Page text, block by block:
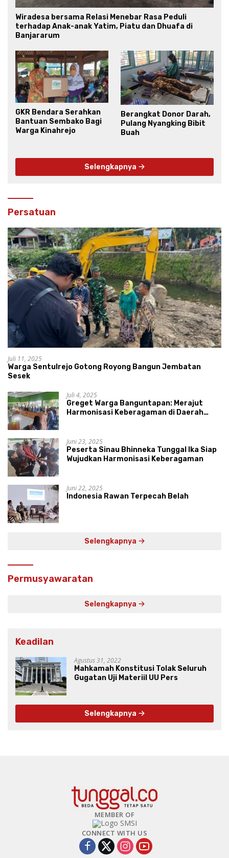
Wiradesa bersama Relasi Menebar Rasa Peduli
terhadap Anak-anak Yatim, Piatu dan Dhuafa di
Banjararum
GKR Bendara Serahkan
Bantuan Sembako Bagi
Warga Kinahrejo
Berangkat Donor Darah,
Pulang Nyangking Bibit
Buah
Selengkapnya
Persatuan
Juli 11, 2025
Warga Sentulrejo Gotong Royong Bangun Jembatan
Sesek
Juli 4, 2025
Greget Warga Banguntapan: Merajut
Harmonisasi Keberagaman di Daerah
Juni 23, 2025
Peserta Sinau Bhinneka Tunggal Ika Siap
Wujudkan Harmonisasi Keberagaman
Juni 22, 2025
Indonesia Rawan Terpecah Belah
Selengkapnya
Permusyawaratan
Selengkapnya
Keadilan
Agustus 31, 2022
Mahkamah Konstitusi Tolak Seluruh
Gugatan Uji Materiil UU Pers
Selengkapnya
MEMBER OF
CONNECT WITH US